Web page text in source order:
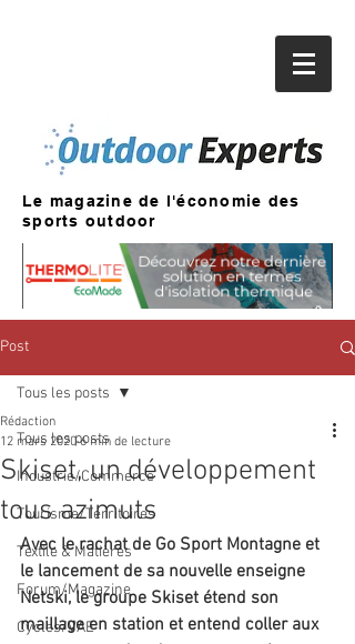
Le magazine de l'économie des
sports outdoor
Post
Tous les posts
Industrie/Commerce
Tourisme/Territoires
Textile & Matières
Forum/Magazine
Cycles/VAE
Tous les posts
Skiset, un développement
tous azimuts
Rédaction
12 mars 2020 6 min de lecture
Avec le rachat de Go Sport Montagne et
le lancement de sa nouvelle enseigne
Netski, le groupe Skiset étend son
maillage en station et entend coller aux